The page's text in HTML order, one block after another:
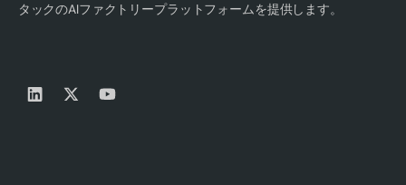
タックのAIファクトリープラットフォームを提供します。